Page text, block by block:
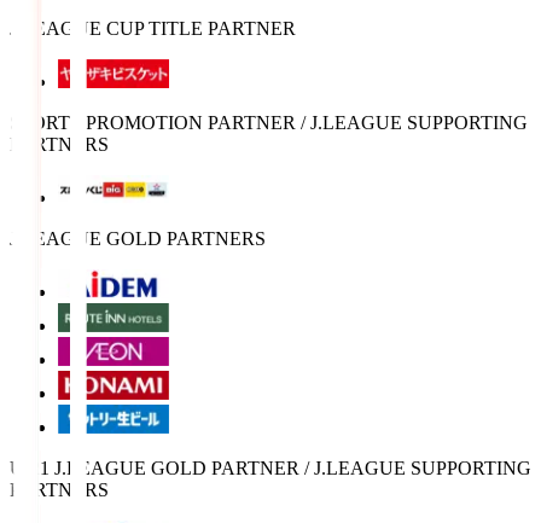
J.LEAGUE CUP TITLE PARTNER
SPORTS PROMOTION PARTNER / J.LEAGUE SUPPORTING
PARTNERS
J.LEAGUE GOLD PARTNERS
U-21 J.LEAGUE GOLD PARTNER / J.LEAGUE SUPPORTING
PARTNERS